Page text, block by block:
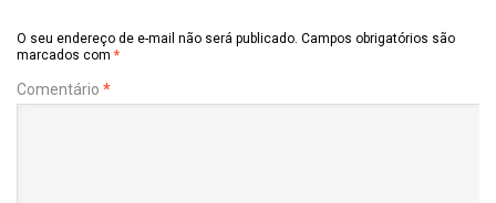
O seu endereço de e-mail não será publicado. Campos obrigatórios são
marcados com *
Comentário *